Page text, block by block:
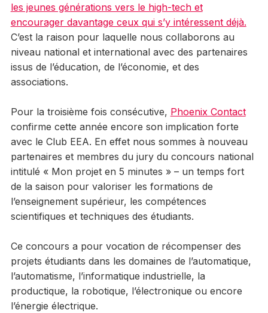
les jeunes générations vers le high-tech et
encourager davantage ceux qui s’y intéressent déjà.
C’est la raison pour laquelle nous collaborons au
niveau national et international avec des partenaires
issus de l’éducation, de l’économie, et des
associations.
Pour la troisième fois consécutive, Phoenix Contact
confirme cette année encore son implication forte
avec le Club EEA. En effet nous sommes à nouveau
partenaires et membres du jury du concours national
intitulé « Mon projet en 5 minutes » – un temps fort
de la saison pour valoriser les formations de
l’enseignement supérieur, les compétences
scientifiques et techniques des étudiants.
Ce concours a pour vocation de récompenser des
projets étudiants dans les domaines de l’automatique,
l’automatisme, l’informatique industrielle, la
productique, la robotique, l’électronique ou encore
l’énergie électrique.